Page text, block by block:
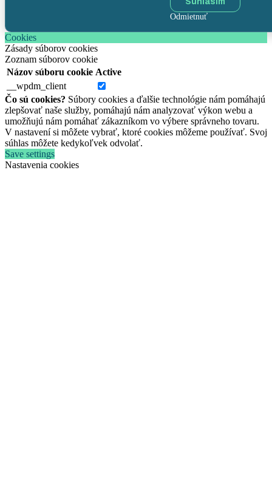
Odmietnuť
Cookies
Zásady súborov cookies
Zoznam súborov cookie
Názov súboru cookie Active
__wpdm_client
Čo sú cookies? Súbory cookies a ďalšie technológie nám pomáhajú
zlepšovať naše služby, pomáhajú nám analyzovať výkon webu a
umožňujú nám pomáhať zákazníkom vo výbere správneho tovaru.
V nastavení si môžete vybrať, ktoré cookies môžeme používať. Svoj
súhlas môžete kedykoľvek odvolať.
Save settings
Nastavenia cookies